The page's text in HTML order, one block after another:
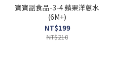
寶寶副食品-3-4 蘋果洋蔥水
(6M+)
NT$199
NT$210